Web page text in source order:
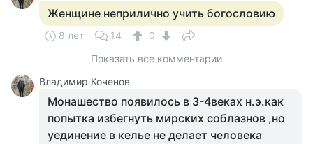
Женщине неприлично учить богословию
8 лет 14
0
Показать все комментарии
Владимир Коченов
Монашество появилось в 3-4веках н.э.как
попытка избегнуть мирских соблазнов ,но
уединение в келье не делает человека